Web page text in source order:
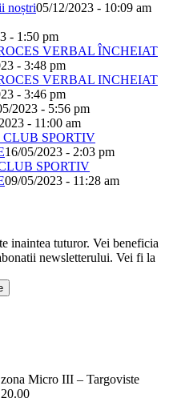
noștri05/12/2023 - 10:09 am
- 1:50 pm
VERBAL ÎNCHEIAT
- 3:48 pm
VERBAL INCHEIAT
- 3:46 pm
2023 - 5:56 pm
- 11:00 am
CLUB SPORTIV
16/05/2023 - 2:03 pm
SPORTIV
09/05/2023 - 11:28 am
inaintea tuturor. Vei beneficia
newsletterului. Vei fi la
Micro III – Targoviste